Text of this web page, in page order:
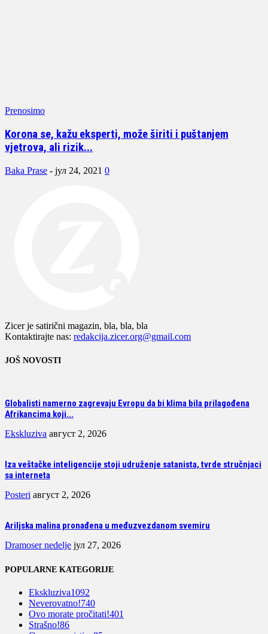
Prenosimo
Korona se, kažu eksperti, može širiti i puštanjem
vjetrova, ali rizik...
Baka Prase - јул 24, 2021 0
Zicer je satirični magazin, bla, bla, bla
Kontaktirajte nas: redakcija.zicer.org@gmail.com
JOŠ NOVOSTI
Globalisti namerno zagrevaju Evropu da bi klima bila prilagođena
Afrikancima koji...
Ekskluziva август 2, 2026
Iza veštačke inteligencije stoji udruženje satanista, tvrde stručnjaci
sa interneta
Posteri август 2, 2026
Ariljska malina pronađena u međuzvezdanom svemiru
Dramoser nedelje јул 27, 2026
POPULARNE KATEGORIJE
Ekskluziva1092
Neverovatno!740
Ovo morate pročitati!401
Strašno!86